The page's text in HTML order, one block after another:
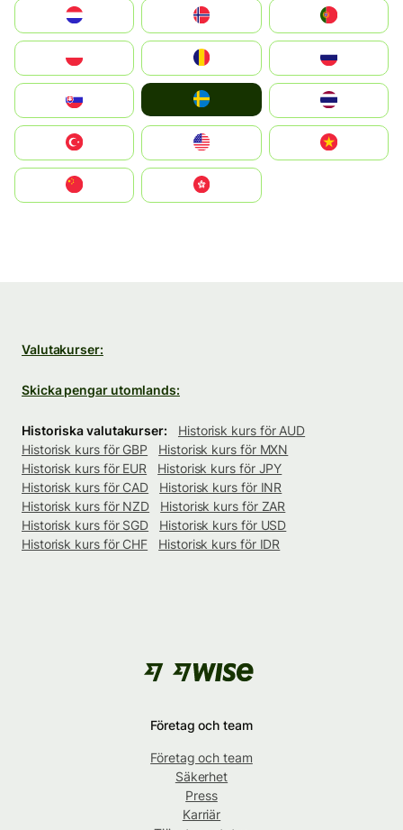
United States
中國香港特別行政區
Valutakurser:
Skicka pengar utomlands:
Historiska valutakurser:
Historisk kurs för AUD
Historisk kurs för GBP
Historisk kurs för MXN
Historisk kurs för EUR
Historisk kurs för JPY
Historisk kurs för CAD
Historisk kurs för INR
Historisk kurs för NZD
Historisk kurs för ZAR
Historisk kurs för SGD
Historisk kurs för USD
Historisk kurs för CHF
Historisk kurs för IDR
Företag och team
Företag och team
Säkerhet
Press
Karriär